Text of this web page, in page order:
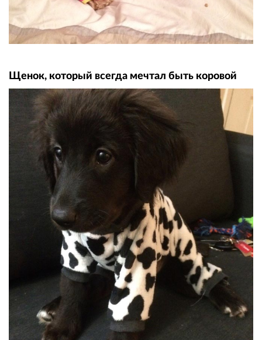
Щенок, который всегда мечтал быть коровой